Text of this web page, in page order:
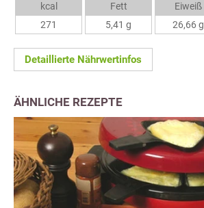
kcal
271
Fett
5,41 g
Eiweiß
26,66 g
Detaillierte Nährwertinfos
ÄHNLICHE REZEPTE